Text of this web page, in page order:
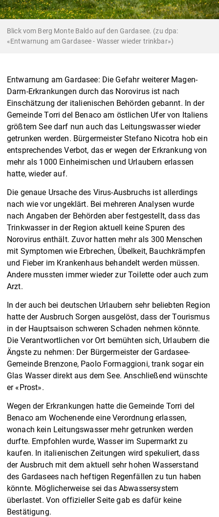
Blick vom Berg Monte Baldo auf den Gardasee. (zu dpa:
«Entwarnung am Gardasee - Wasser wieder trinkbar»)
Entwarnung am Gardasee: Die Gefahr weiterer Magen-
Darm-Erkrankungen durch das Norovirus ist nach
Einschätzung der italienischen Behörden gebannt. In der
Gemeinde Torri del Benaco am östlichen Ufer von Italiens
größtem See darf nun auch das Leitungswasser wieder
getrunken werden. Bürgermeister Stefano Nicotra hob ein
entsprechendes Verbot, das er wegen der Erkrankung von
mehr als 1000 Einheimischen und Urlaubern erlassen
hatte, wieder auf.
Die genaue Ursache des Virus-Ausbruchs ist allerdings
nach wie vor ungeklärt. Bei mehreren Analysen wurde
nach Angaben der Behörden aber festgestellt, dass das
Trinkwasser in der Region aktuell keine Spuren des
Norovirus enthält. Zuvor hatten mehr als 300 Menschen
mit Symptomen wie Erbrechen, Übelkeit, Bauchkrämpfen
und Fieber im Krankenhaus behandelt werden müssen.
Andere mussten immer wieder zur Toilette oder auch zum
Arzt.
In der auch bei deutschen Urlaubern sehr beliebten Region
hatte der Ausbruch Sorgen ausgelöst, dass der Tourismus
in der Hauptsaison schweren Schaden nehmen könnte.
Die Verantwortlichen vor Ort bemühten sich, Urlaubern die
Ängste zu nehmen: Der Bürgermeister der Gardasee-
Gemeinde Brenzone, Paolo Formaggioni, trank sogar ein
Glas Wasser direkt aus dem See. Anschließend wünschte
er «Prost».
Wegen der Erkrankungen hatte die Gemeinde Torri del
Benaco am Wochenende eine Verordnung erlassen,
wonach kein Leitungswasser mehr getrunken werden
durfte. Empfohlen wurde, Wasser im Supermarkt zu
kaufen. In italienischen Zeitungen wird spekuliert, dass
der Ausbruch mit dem aktuell sehr hohen Wasserstand
des Gardasees nach heftigen Regenfällen zu tun haben
könnte. Möglicherweise sei das Abwassersystem
überlastet. Von offizieller Seite gab es dafür keine
Bestätigung.